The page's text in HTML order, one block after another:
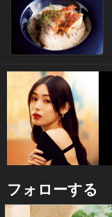
フォローする